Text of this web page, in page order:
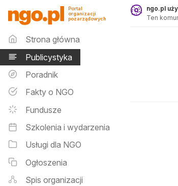
Publicystyka - ngo.pl
Portal
organizacji
pozarządowych
Menu główne
Strona główna
Publicystyka
Poradnik
Fakty o NGO
Fundusze
Szkolenia i wydarzenia
Usługi dla NGO
Ogłoszenia
Spis organizacji
ngo.pl
Ten